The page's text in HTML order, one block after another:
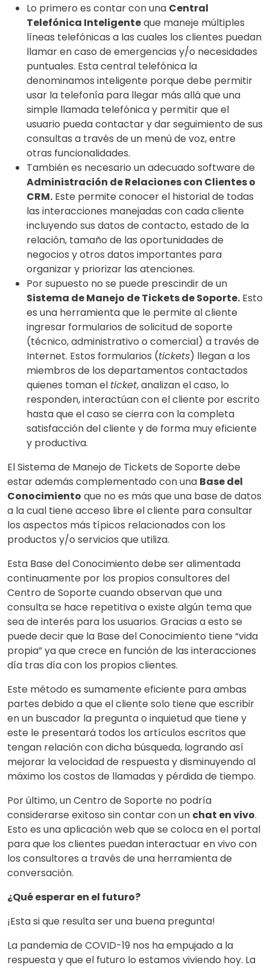
Lo primero es contar con una Central
Telefónica Inteligenteque maneje múltiples
líneas telefónicas a las cuales los clientes puedan
llamar en caso de emergencias y/o necesidades
puntuales. Esta central telefónica la
denominamos inteligente porque debe permitir
usar la telefonía para llegar más allá que una
simple llamada telefónica y permitir que el
usuario pueda contactar y dar seguimiento de sus
consultas a través de un menú de voz, entre
otras funcionalidades.
También es necesario un adecuado software de
Administración de Relaciones con Clientes o
CRM. Este permite conocer el historial de todas
las interacciones manejadas con cada cliente
incluyendo sus datos de contacto, estado de la
relación, tamaño de las oportunidades de
negocios y otros datos importantes para
organizar y priorizar las atenciones.
Por supuesto no se puede prescindir de un
Sistema de Manejo de Tickets de Soporte. Esto
es una herramienta que le permite al cliente
ingresar formularios de solicitud de soporte
(técnico, administrativo o comercial) a través de
Internet. Estos formularios (tickets) llegan a los
miembros de los departamentos contactados
quienes toman el ticket, analizan el caso, lo
responden, interactúan con el cliente por escrito
hasta que el caso se cierra con la completa
satisfacción del cliente y de forma muy eficiente
y productiva.
El Sistema de Manejo de Tickets de Soporte debe
estar además complementado con una Base del
Conocimiento que no es más que una base de datos
a la cual tiene acceso libre el cliente para consultar
los aspectos más típicos relacionados con los
productos y/o servicios que utiliza.
Esta Base del Conocimiento debe ser alimentada
continuamente por los propios consultores del
Centro de Soporte cuando observan que una
consulta se hace repetitiva o existe algún tema que
sea de interés para los usuarios. Gracias a esto se
puede decir que la Base del Conocimiento tiene “vida
propia” ya que crece en función de las interacciones
día tras día con los propios clientes.
Este método es sumamente eficiente para ambas
partes debido a que el cliente solo tiene que escribir
en un buscador la pregunta o inquietud que tiene y
este le presentará todos los artículos escritos que
tengan relación con dicha búsqueda, logrando así
mejorar la velocidad de respuesta y disminuyendo al
máximo los costos de llamadas y pérdida de tiempo.
Por último, un Centro de Soporte no podría
considerarse exitoso sin contar con un chat en vivo.
Esto es una aplicación web que se coloca en el portal
para que los clientes puedan interactuar en vivo con
los consultores a través de una herramienta de
conversación.
¿Qué esperar en el futuro?
¡Esta si que resulta ser una buena pregunta!
La pandemia de COVID-19 nos ha empujado a la
respuesta y que el futuro lo estamos viviendo hoy. La